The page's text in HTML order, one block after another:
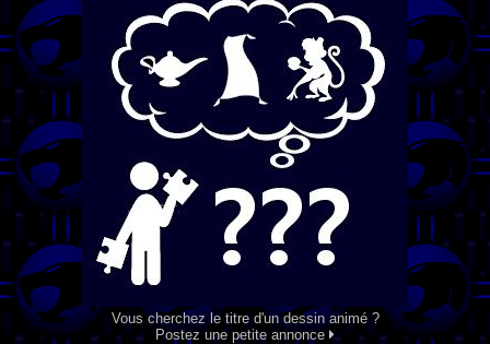
Vous cherchez le titre d'un dessin animé ?
Postez une petite annonce